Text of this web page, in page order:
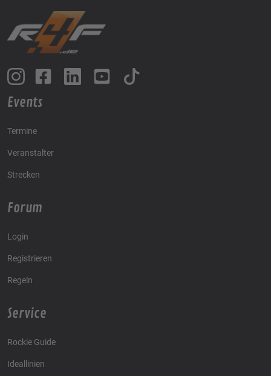
Events
Termine
Veranstalter
Strecken
Forum
Login
Registrieren
Regeln
Service
Rockie Guide
Ideallinien